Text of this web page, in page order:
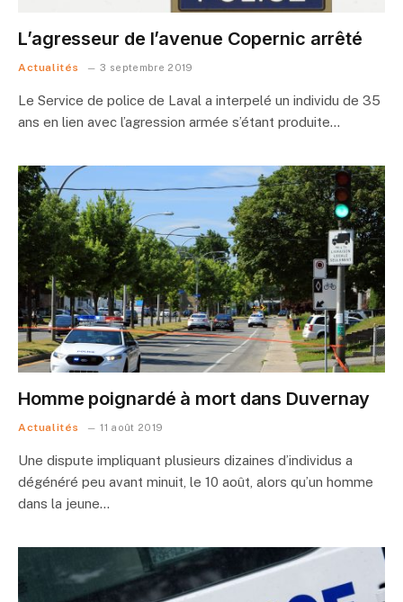
L’agresseur de l’avenue Copernic arrêté
Actualités 3 septembre 2019
Le Service de police de Laval a interpelé un individu de 35
ans en lien avec l’agression armée s’étant produite…
Homme poignardé à mort dans Duvernay
Actualités 11 août 2019
Une dispute impliquant plusieurs dizaines d’individus a
dégénéré peu avant minuit, le 10 août, alors qu’un homme
dans la jeune…